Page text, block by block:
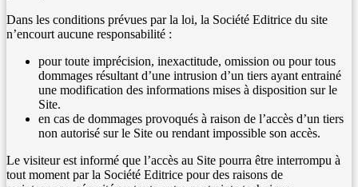
Dans les conditions prévues par la loi, la Société Editrice du site
n’encourt aucune responsabilité :
pour toute imprécision, inexactitude, omission ou pour tous
dommages résultant d’une intrusion d’un tiers ayant entrainé
une modification des informations mises à disposition sur le
Site.
en cas de dommages provoqués à raison de l’accès d’un tiers
non autorisé sur le Site ou rendant impossible son accès.
Le visiteur est informé que l’accès au Site pourra être interrompu à
tout moment par la Société Editrice pour des raisons de